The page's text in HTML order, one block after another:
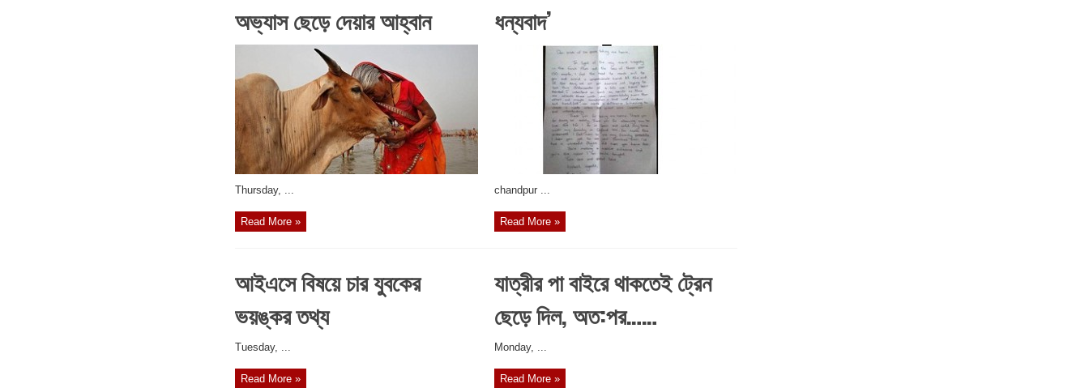
অভ্যাস ছেড়ে দেয়ার আহ্বান
‎Thursday, ...
Read More »
ধন্যবাদ’
chandpur ...
Read More »
আইএসে বিষয়ে চার যুবকের
ভয়ঙ্কর তথ্য
‎Tuesday, ...
Read More »
যাত্রীর পা বাইরে থাকতেই ট্রেন
ছেড়ে দিল, অত:পর……
‎Monday, ...
Read More »